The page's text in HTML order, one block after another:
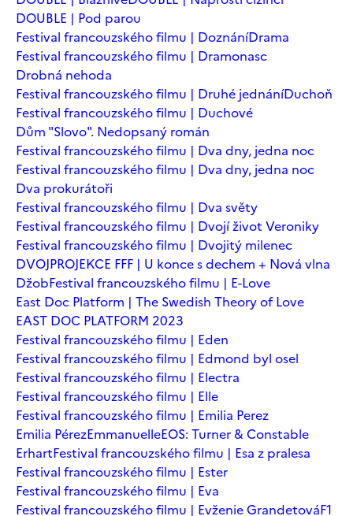
DOUBLE | Pod parou
Festival francouzského filmu | DoznáníDrama
Festival francouzského filmu | Dramonasc
Drobná nehoda
Festival francouzského filmu | Druhé jednáníDuchoň
Festival francouzského filmu | Duchové
Dům "Slovo". Nedopsaný román
Festival francouzského filmu | Dva dny, jedna noc
Festival francouzského filmu | Dva dny, jedna noc
Dva prokurátoři
Festival francouzského filmu | Dva světy
Festival francouzského filmu | Dvojí život Veroniky
Festival francouzského filmu | Dvojitý milenec
DVOJPROJEKCE FFF | U konce s dechem + Nová vlna
DžobFestival francouzského filmu | E-Love
East Doc Platform | The Swedish Theory of Love
EAST DOC PLATFORM 2023
Festival francouzského filmu | Eden
Festival francouzského filmu | Edmond byl osel
Festival francouzského filmu | Electra
Festival francouzského filmu | Elle
Festival francouzského filmu | Emilia Perez
Emilia PérezEmmanuelleEOS: Turner & Constable
ErhartFestival francouzského filmu | Esa z pralesa
Festival francouzského filmu | Ester
Festival francouzského filmu | Eva
Festival francouzského filmu | Evženie GrandetováF1